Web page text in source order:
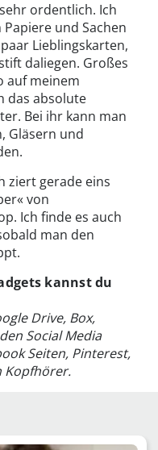
ordentlich. Ich
und Sachen
Lieblingskarten,
daliegen. Großes
auf meinem
das absolute
Bei ihr kann man
Gläsern und
ziert gerade eins
von
Ich finde es auch
man den
kannst du
Drive, Box,
Social Media
Seiten, Pinterest,
Kopfhörer.